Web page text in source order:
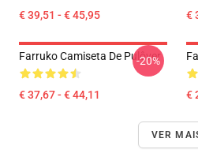
€ 39,51 - € 45,95 €
Farruko Camiseta De Pulôver
€ 37,67 - € 44,11
-20%
€
VER